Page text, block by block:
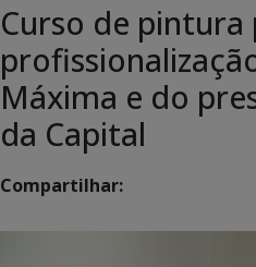
Curso de
Máxima e do
da Capital
Compartilhar: